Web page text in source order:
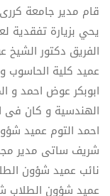
قام مدير جامعة
يحي بزيارة تفقدية
الفريق دكتور الشيخ
عميد كلية الحاسوب
ابوبكر عوض احمد و
الهندسية و كان فى
احمد التوم عميد
شريف ساتى مدير
نائب عميد شؤون
عميد شؤون الطلاب